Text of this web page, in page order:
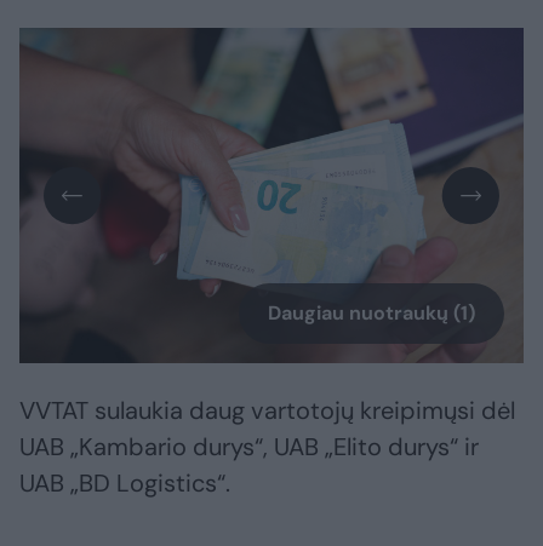
Daugiau nuotraukų (1)
VVTAT sulaukia daug vartotojų kreipimųsi dėl
UAB „Kambario durys“, UAB „Elito durys“ ir
UAB „BD Logistics“.